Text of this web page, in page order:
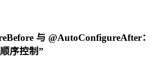
与 @AutoConfigureAfter：
序控制”